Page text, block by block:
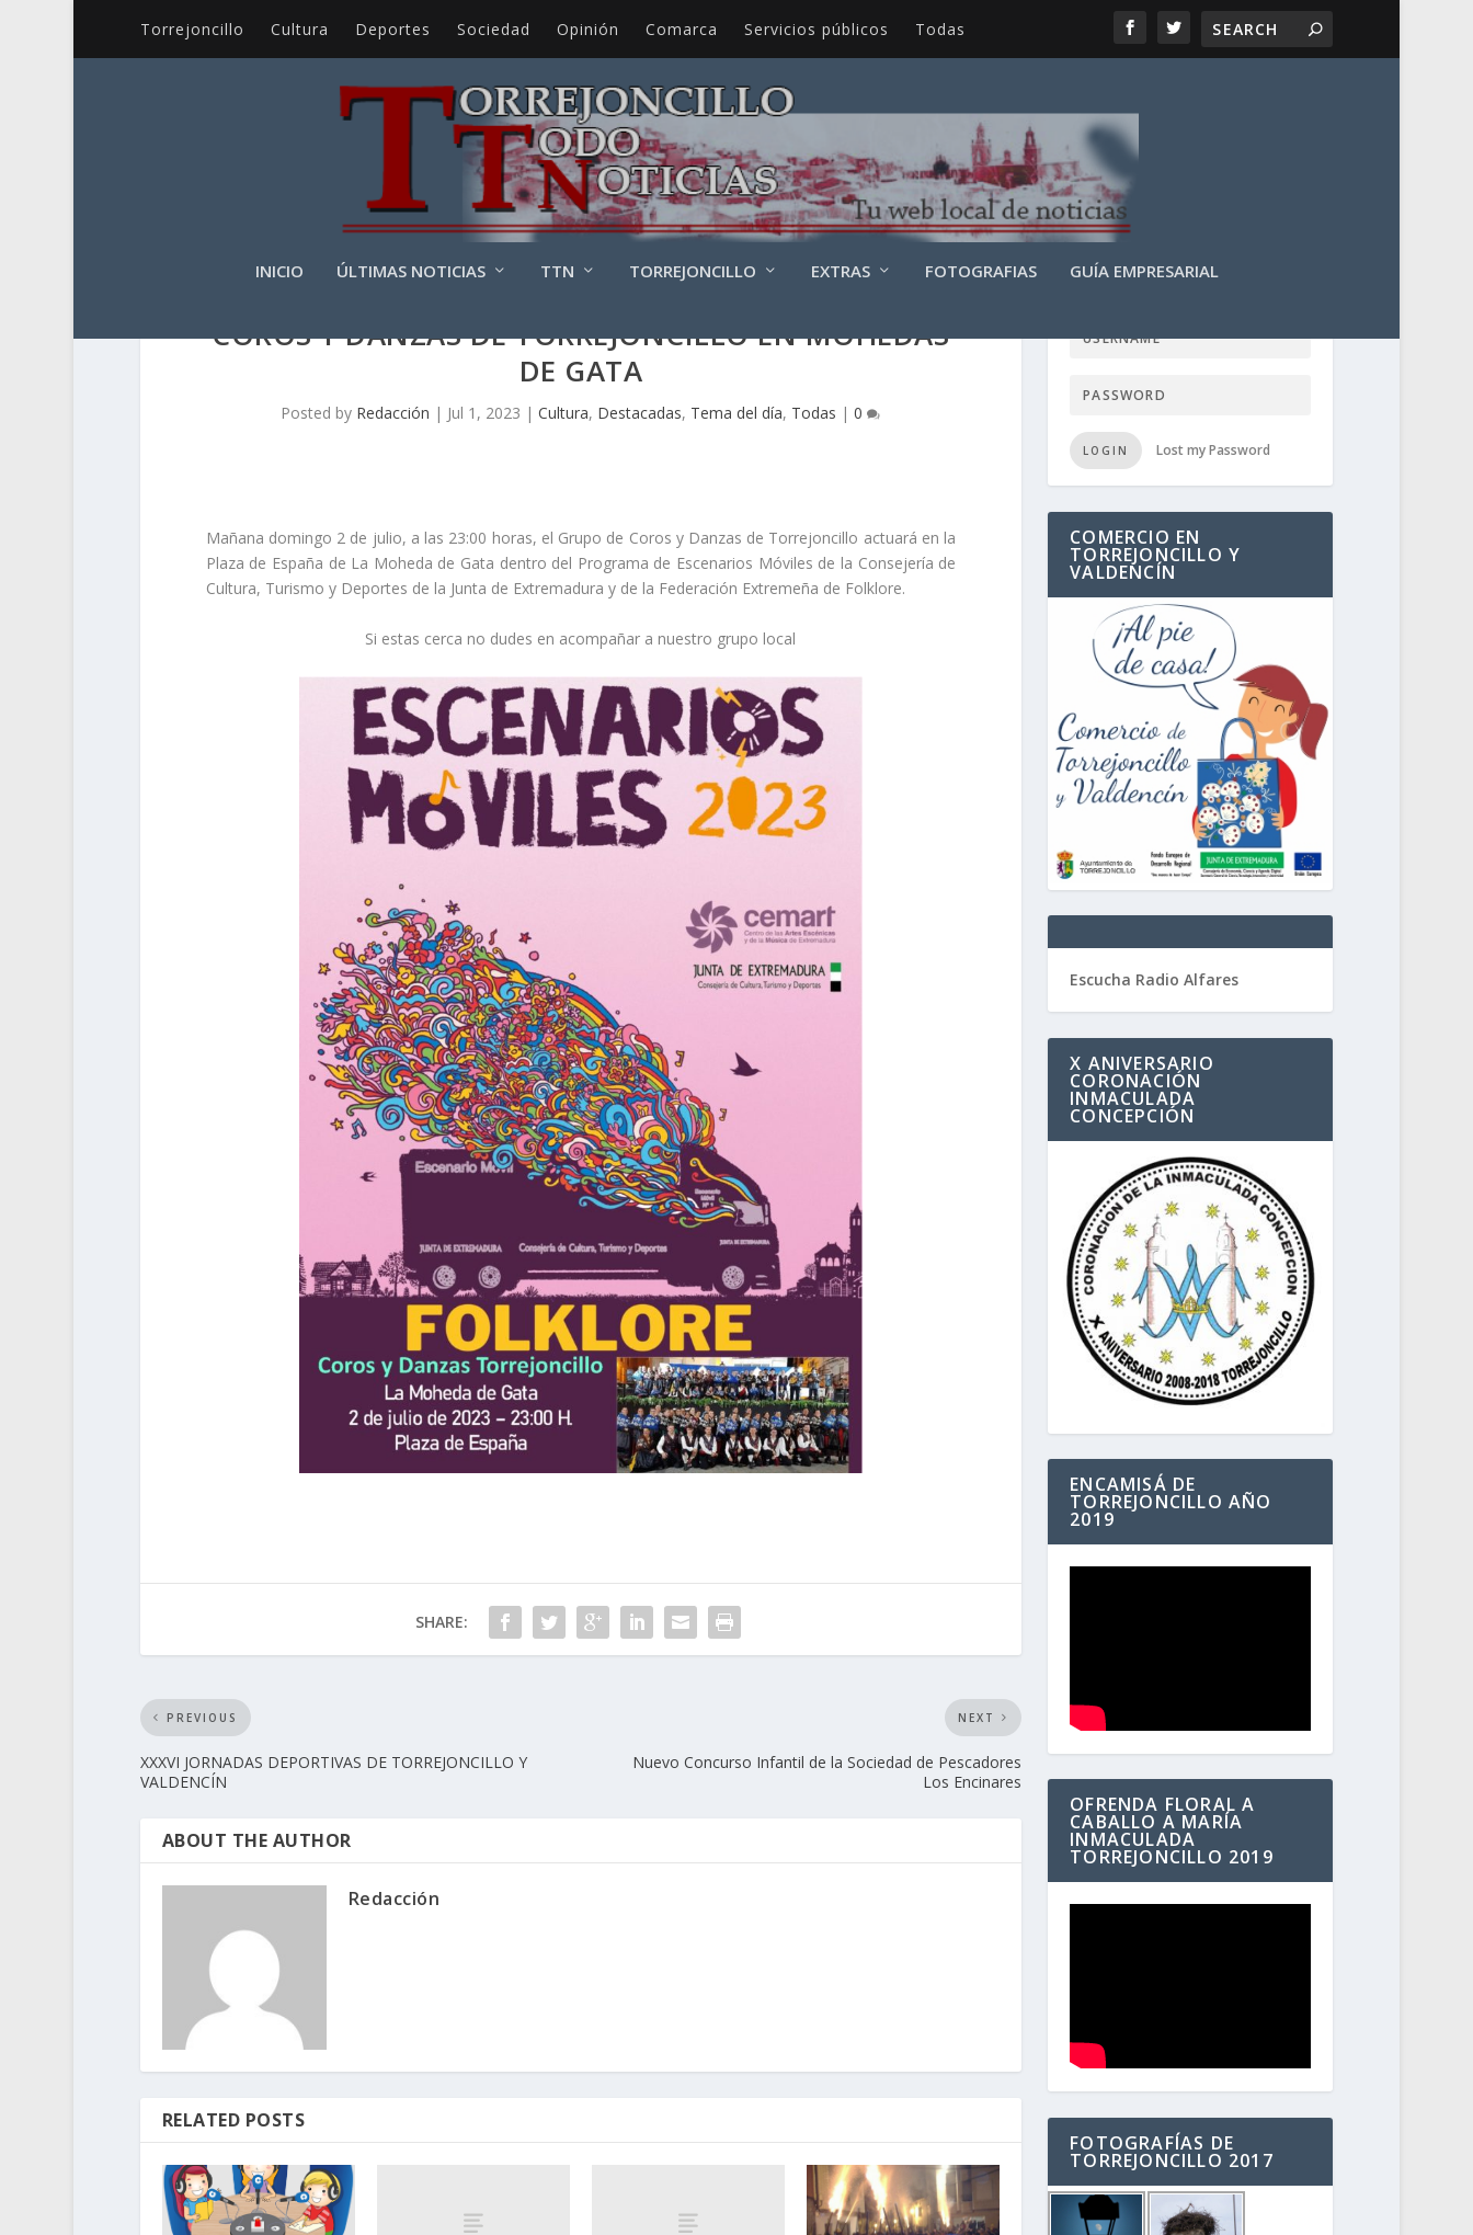
Torrejoncillo Cultura Deportes Sociedad Opinión Comarca Servicios públicos Todas
INICIO ÚLTIMAS NOTICIAS TTN TORREJONCILLO EXTRAS FOTOGRAFIAS GUÍA EMPRESARIAL
COROS Y DANZAS DE TORREJONCILLO EN MOHEDAS
DE GATA
Posted by Redacción | Jul 1, 2023 |Cultura, Destacadas, Tema del día, Todas |0
Mañana domingo 2 de julio, a las 23:00 horas, el Grupo de Coros y Danzas de Torrejoncillo actuará en la
Plaza de España de La Moheda de Gata dentro del Programa de Escenarios Móviles de la Consejería de
Cultura, Turismo y Deportes de la Junta de Extremadura y de la Federación Extremeña de Folklore.
Si estas cerca no dudes en acompañar a nuestro grupo local
SHARE:
PREVIOUS
XXXVI JORNADAS DEPORTIVAS DE TORREJONCILLO Y
VALDENCÍN
NEXT
Nuevo Concurso Infantil de la Sociedad de Pescadores
Los Encinares
ABOUT THE AUTHOR
Redacción
RELATED POSTS
LOGIN USER TTN
LOGIN Lost my Password
COMERCIO EN
TORREJONCILLO Y
VALDENCÍN
Escucha Radio Alfares
X ANIVERSARIO
CORONACIÓN
INMACULADA
CONCEPCIÓN
ENCAMISÁ DE
TORREJONCILLO AÑO
2019
OFRENDA FLORAL A
CABALLO A MARÍA
INMACULADA
TORREJONCILLO 2019
FOTOGRAFÍAS DE
TORREJONCILLO 2017